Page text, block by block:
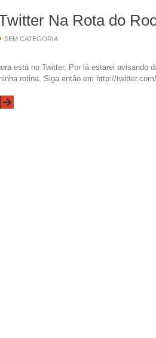
Na Rota do
SEM CATEGORIA
está no Twitter. Por lá estarei avisando
rotina. Siga então em http://